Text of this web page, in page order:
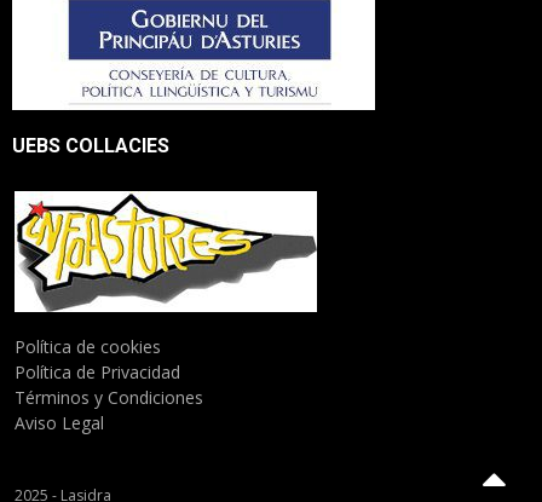
UEBS COLLACIES
Política de cookies
Política de Privacidad
Términos y Condiciones
Aviso Legal
2025 - Lasidra